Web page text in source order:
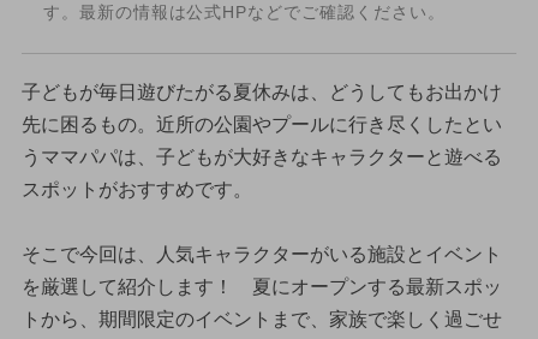
す。最新の情報は公式HPなどでご確認ください。
子どもが毎日遊びたがる夏休みは、どうしてもお出かけ
先に困るもの。近所の公園やプールに行き尽くしたとい
うママパパは、子どもが大好きなキャラクターと遊べる
スポットがおすすめです。
そこで今回は、人気キャラクターがいる施設とイベント
を厳選して紹介します！ 夏にオープンする最新スポッ
トから、期間限定のイベントまで、家族で楽しく過ごせ